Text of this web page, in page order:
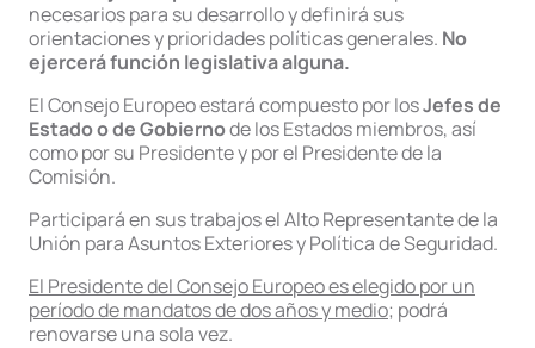
necesarios para su desarrollo y definirá sus
orientaciones y prioridades políticas generales. No
ejercerá función legislativa alguna.
El Consejo Europeo estará compuesto por losJefes de
Estado o de Gobiernode los Estados miembros, así
como por su Presidente y por el Presidente de la
Comisión.
Participará en sus trabajos el Alto Representante de la
Unión para Asuntos Exteriores y Política de Seguridad.
El Presidente del Consejo Europeo es elegido por un
período de mandatos de dos años y medio; podrá
renovarse una sola vez.